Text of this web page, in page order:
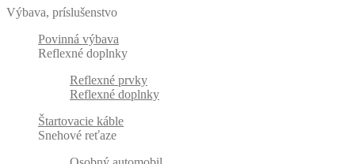
Výbava, príslušenstvo
Povinná výbava
Reflexné doplnky
Reflexné prvky
Reflexné doplnky
Štartovacie káble
Snehové reťaze